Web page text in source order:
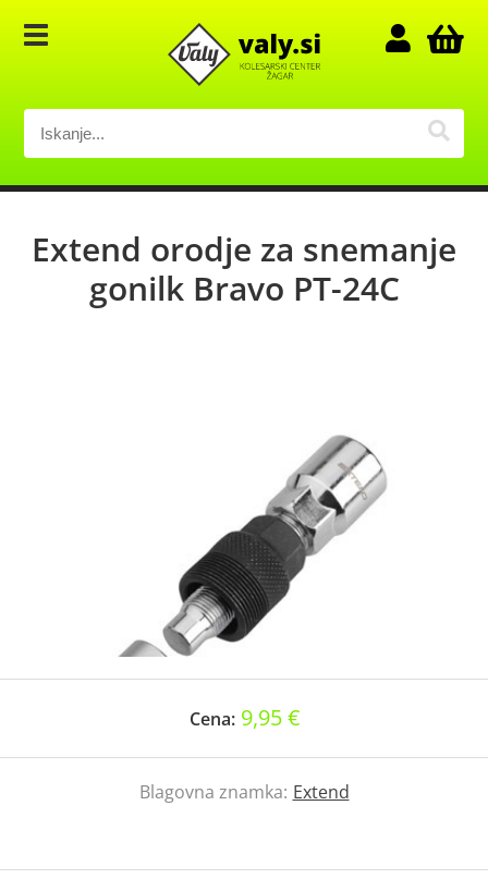
Extend orodje za snemanje
gonilk Bravo PT-24C
Cena: 9,95 €
Blagovna znamka: Extend